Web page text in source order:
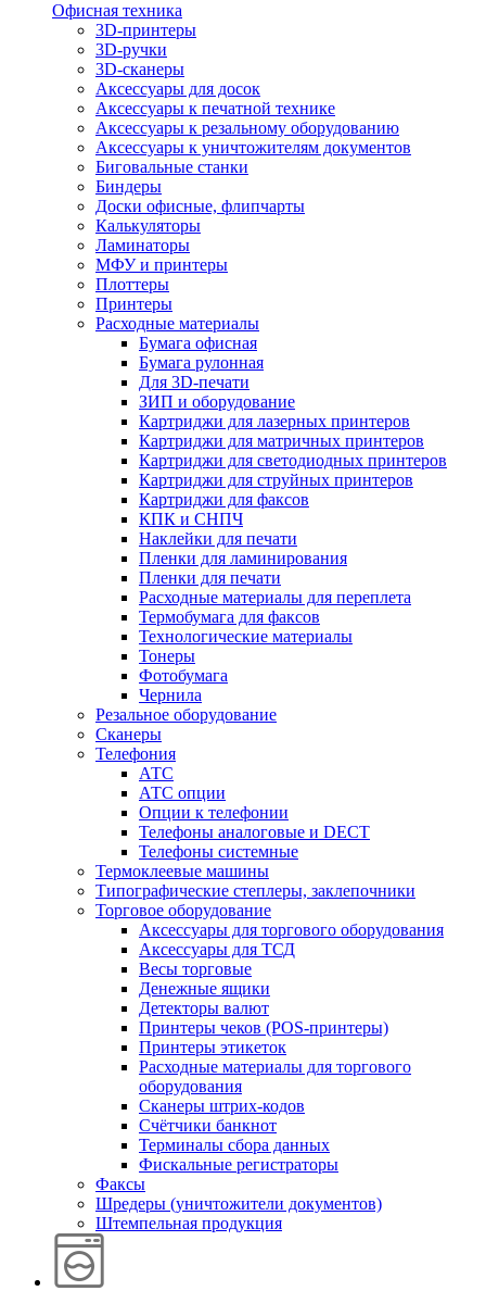
Офисная техника
3D-принтеры
3D-ручки
3D-сканеры
Аксессуары для досок
Аксессуары к печатной технике
Аксессуары к резальному оборудованию
Аксессуары к уничтожителям документов
Биговальные станки
Биндеры
Доски офисные, флипчарты
Калькуляторы
Ламинаторы
МФУ и принтеры
Плоттеры
Принтеры
Расходные материалы
Бумага офисная
Бумага рулонная
Для 3D-печати
ЗИП и оборудование
Картриджи для лазерных принтеров
Картриджи для матричных принтеров
Картриджи для светодиодных принтеров
Картриджи для струйных принтеров
Картриджи для факсов
КПК и СНПЧ
Наклейки для печати
Пленки для ламинирования
Пленки для печати
Расходные материалы для переплета
Термобумага для факсов
Технологические материалы
Тонеры
Фотобумага
Чернила
Резальное оборудование
Сканеры
Телефония
АТС
АТС опции
Опции к телефонии
Телефоны аналоговые и DECT
Телефоны системные
Термоклеевые машины
Типографические степлеры, заклепочники
Торговое оборудование
Аксессуары для торгового оборудования
Аксессуары для ТСД
Весы торговые
Денежные ящики
Детекторы валют
Принтеры чеков (POS-принтеры)
Принтеры этикеток
Расходные материалы для торгового
оборудования
Сканеры штрих-кодов
Счётчики банкнот
Терминалы сбора данных
Фискальные регистраторы
Факсы
Шредеры (уничтожители документов)
Штемпельная продукция